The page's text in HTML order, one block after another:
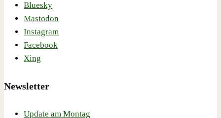
Bluesky
Mastodon
Instagram
Facebook
Xing
Newsletter
Update am Montag